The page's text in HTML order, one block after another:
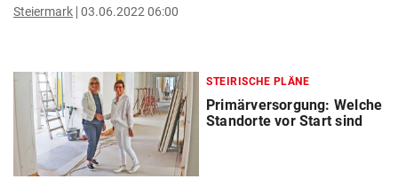
Steiermark 03.06.2022 06:00
STEIRISCHE PLÄNE
Primärversorgung: Welche
Standorte vor Start sind